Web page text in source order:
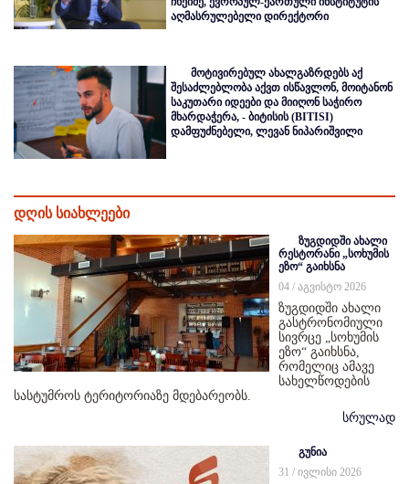
აღმასრულებელი დირექტორი
მოტივირებულ ახალგაზრდებს აქ
შესაძლებლობა აქვთ ისწავლონ, მოიტანონ
საკუთარი იდეები და მიიღონ საჭირო
მხარდაჭერა, - ბიტისის (BITISI)
დამფუძნებელი, ლევან ნიპარიშვილი
დღის სიახლეები
ზუგდიდში ახალი
რესტორანი „სოხუმის
ეზო“ გაიხსნა
04 / აგვისტო 2026
ზუგდიდში ახალი
გასტრონომიული
სივრცე „სოხუმის
ეზო“ გაიხსნა,
რომელიც ამავე
სახელწოდების
სასტუმროს ტერიტორიაზე მდებარეობს.
სრულად
გუნია
31 / ივლისი 2026